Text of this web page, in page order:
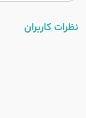
نظرات کاربران